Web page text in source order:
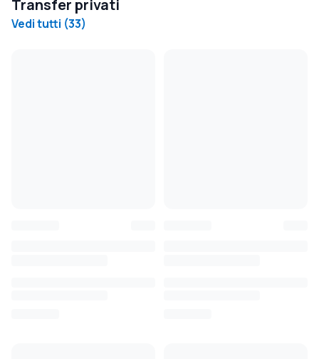
Transfer privati
Vedi tutti (33)